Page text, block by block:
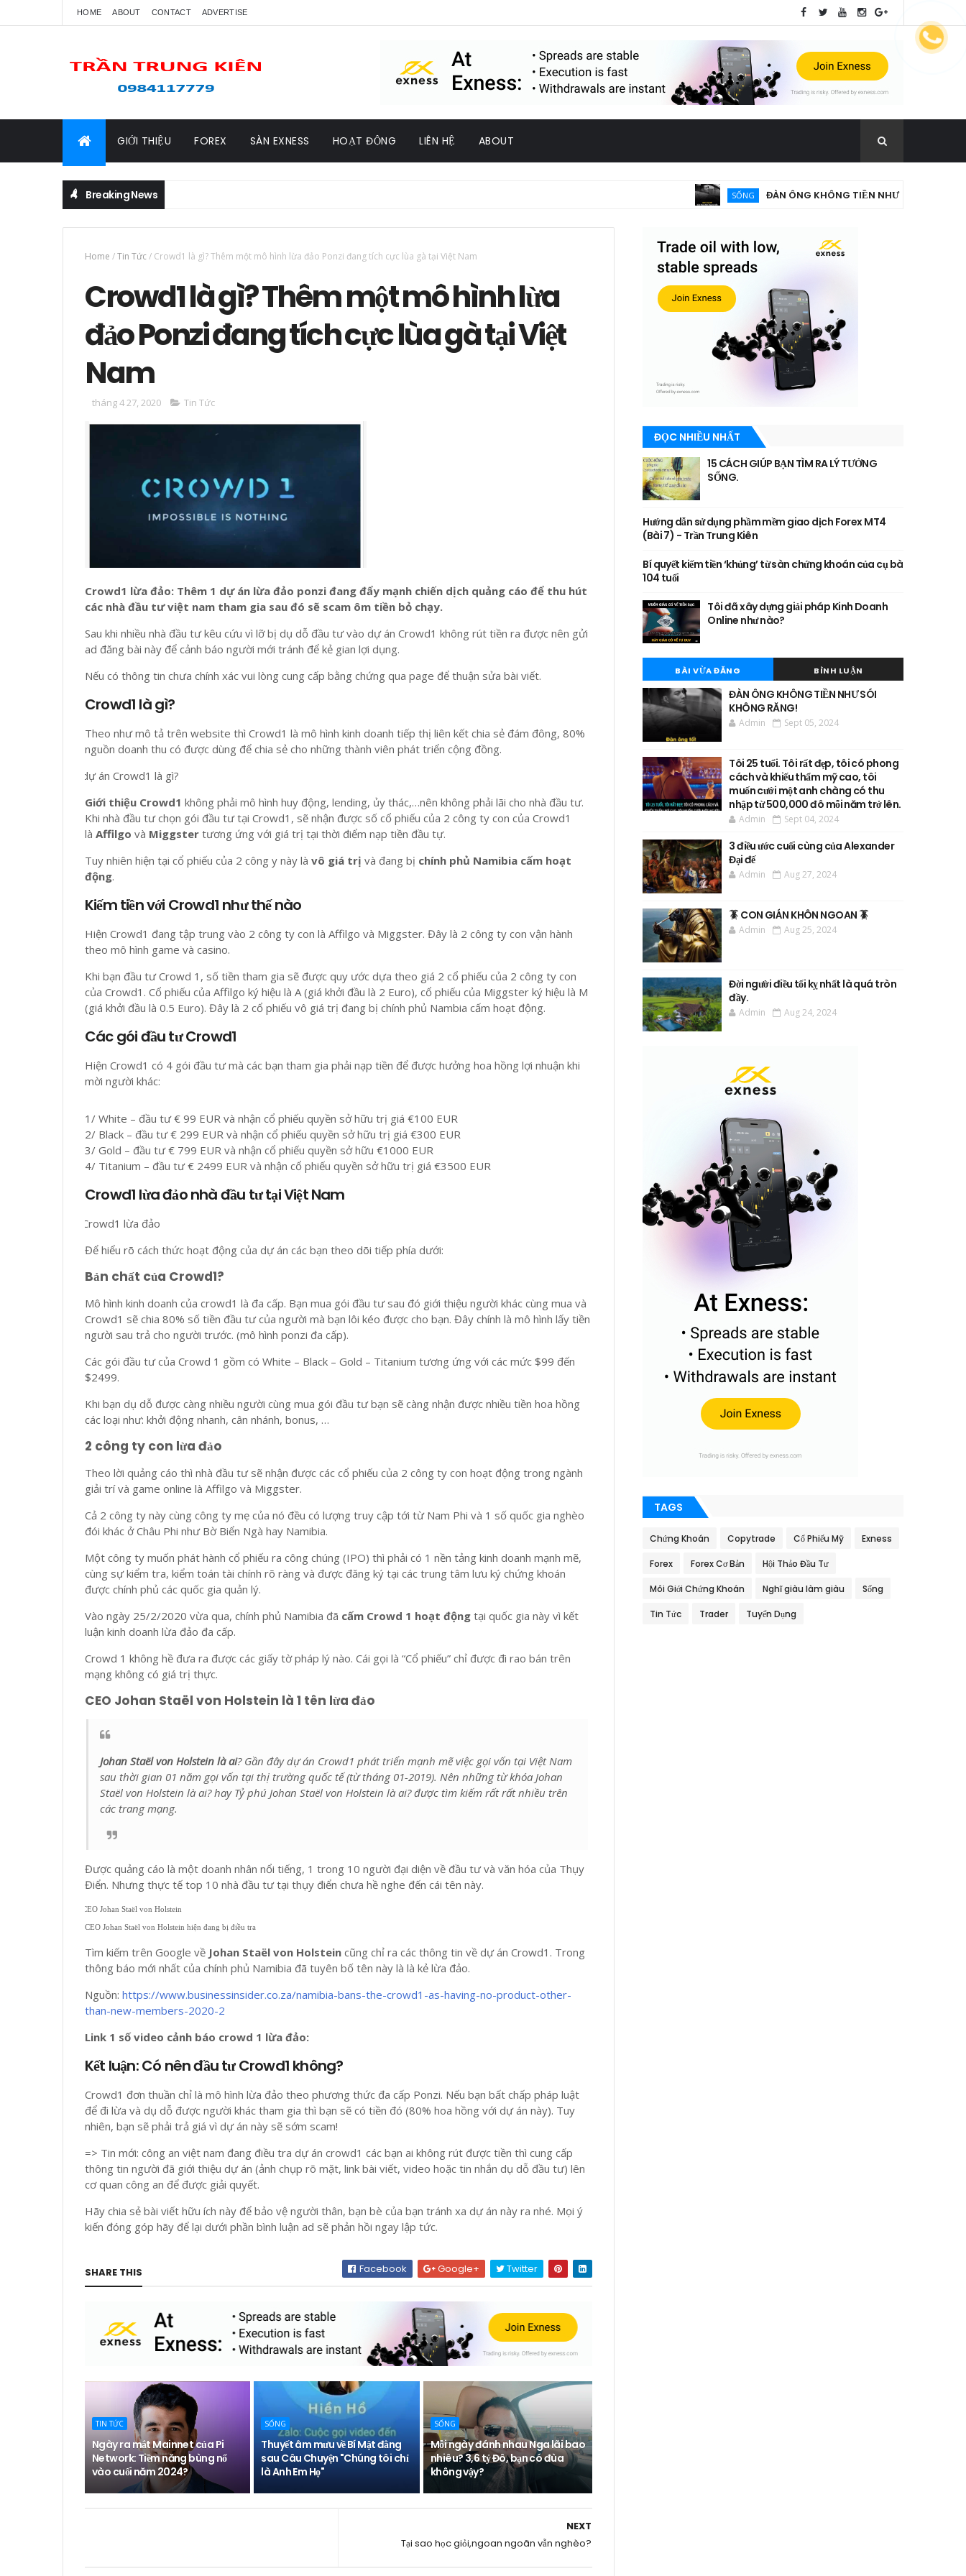
HOME ABOUT CONTACT ADVERTISE
GIỚI THIỆU FOREX SÀN EXNESS HOẠT ĐỘNG LIÊN HỆ ABOUT
Breaking News SỐNG ĐÀN ÔNG KHÔNG TIỀN NHƯ SÓI KHÔNG RĂNG!
Home /Tin Tức/ Crowd1 là gì? Thêm một mô hình lừa đảo Ponzi đang tích cực lùa gà tại Việt Nam
Crowd1 là gì? Thêm một mô hình lừa
đảo Ponzi đang tích cực lùa gà tại Việt
Nam
tháng 4 27, 2020 Tin Tức
Crowd1 lừa đảo: Thêm 1 dự án lừa đảo ponzi đang đẩy mạnh chiến dịch quảng cáo để thu hút
các nhà đầu tư việt nam tham gia sau đó sẽ scam ôm tiền bỏ chạy.
Sau khi nhiều nhà đầu tư kêu cứu vì lỡ bị dụ dỗ đầu tư vào dự án Crowd1 không rút tiền ra được nên gửi
ad đăng bài này để cảnh báo người mới tránh để kẻ gian lợi dụng.
Nếu có thông tin chưa chính xác vui lòng cung cấp bằng chứng qua page để thuận sửa bài viết.
Crowd1 là gì?
Theo như mô tả trên website thì Crowd1 là mô hình kinh doanh tiếp thị liên kết chia sẻ đám đông, 80%
nguồn doanh thu có được dùng để chia sẻ cho những thành viên phát triển cộng đồng.
Giới thiệu Crowd1 không phải mô hình huy động, lending, ủy thác,…nên không phải lãi cho nhà đầu tư.
Khi nhà đầu tư chọn gói đầu tư tại Crowd1, sẽ nhận được số cổ phiếu của 2 công ty con của Crowd1
là Affilgo và Miggster tương ứng với giá trị tại thời điểm nạp tiền đầu tự.
Tuy nhiên hiện tại cổ phiếu của 2 công y này là vô giá trị và đang bị chính phủ Namibia cấm hoạt
động.
Kiếm tiền với Crowd1 như thế nào
Hiện Crowd1 đang tập trung vào 2 công ty con là Affilgo và Miggster. Đây là 2 công ty con vận hành
theo mô hình game và casino.
Khi bạn đầu tư Crowd 1, số tiền tham gia sẽ được quy ước dựa theo giá 2 cổ phiếu của 2 công ty con
của Crowd1. Cổ phiếu của Affilgo ký hiệu là A (giá khởi đầu là 2 Euro), cổ phiếu của Miggster ký hiệu là M
(giá khởi đầu là 0.5 Euro). Đây là 2 cổ phiếu vô giá trị đang bị chính phủ Nambia cấm hoạt động.
Các gói đầu tư Crowd1
Hiện Crowd1 có 4 gói đầu tư mà các bạn tham gia phải nạp tiền để được hưởng hoa hồng lợi nhuận khi
mời người khác:
1/ White – đầu tư € 99 EUR và nhận cổ phiếu quyền sở hữu trị giá €100 EUR
2/ Black – đầu tư € 299 EUR và nhận cổ phiếu quyền sở hữu trị giá €300 EUR
3/ Gold – đầu tư € 799 EUR và nhận cổ phiếu quyền sở hữu €1000 EUR
4/ Titanium – đầu tư € 2499 EUR và nhận cổ phiếu quyền sở hữu trị giá €3500 EUR
Crowd1 lừa đảo nhà đầu tư tại Việt Nam
Để hiểu rõ cách thức hoạt động của dự án các bạn theo dõi tiếp phía dưới:
Bản chất của Crowd1?
Mô hình kinh doanh của crowd1 là đa cấp. Bạn mua gói đầu tư sau đó giới thiệu người khác cùng mua và
Crowd1 sẽ chia 80% số tiền đầu tư của người mà bạn lôi kéo được cho bạn. Đây chính là mô hình lấy tiền
người sau trả cho người trước. (mô hình ponzi đa cấp).
Các gói đầu tư của Crowd 1 gồm có White – Black – Gold – Titanium tương ứng với các mức $99 đến
$2499.
Khi bạn dụ dỗ được càng nhiều người cùng mua gói đầu tư bạn sẽ càng nhận được nhiều tiền hoa hồng
các loại như: khởi động nhanh, cân nhánh, bonus, …
2 công ty con lừa đảo
Theo lời quảng cáo thì nhà đầu tư sẽ nhận được các cổ phiếu của 2 công ty con hoạt động trong ngành
giải trí và game online là Affilgo và Miggster.
Cả 2 công ty này cùng công ty mẹ của nó đều có lượng truy cập tới từ Nam Phi và 1 số quốc gia nghèo
đói khác ở Châu Phi như Bờ Biển Ngà hay Namibia.
Một công ty muốn phát hành cổ phiếu ra công chúng (IPO) thì phải có 1 nền tảng kinh doanh mạnh mẽ,
cùng sự kiểm tra, kiểm toán tài chính rõ ràng và được đăng ký tại các trung tâm lưu ký chứng khoán
được chính phủ các quốc gia quản lý.
Vào ngày 25/2/2020 vừa qua, chính phủ Namibia đã cấm Crowd 1 hoạt động tại quốc gia này vì kết
luận kinh doanh lừa đảo đa cấp.
Crowd 1 không hề đưa ra được các giấy tờ pháp lý nào. Cái gọi là “Cổ phiếu” chỉ được đi rao bán trên
mạng không có giá trị thực.
CEO Johan Staël von Holstein là 1 tên lừa đảo
Johan Staël von Holstein là ai? Gần đây dự án Crowd1 phát triển mạnh mẽ việc gọi vốn tại Việt Nam
sau thời gian 01 năm gọi vốn tại thị trường quốc tế (từ tháng 01-2019). Nên những từ khóa Johan
Staël von Holstein là ai? hay Tỷ phú Johan Staël von Holstein là ai? được tìm kiếm rất rất nhiều trên
các trang mạng.
Được quảng cáo là một doanh nhân nổi tiếng, 1 trong 10 người đại diện về đầu tư và văn hóa của Thụy
Điển. Nhưng thực tế top 10 nhà đầu tư tại thụy điển chưa hề nghe đến cái tên này.
CEO Johan Staël von Holstein hiện đang bị điều tra
Tìm kiếm trên Google về Johan Staël von Holstein cũng chỉ ra các thông tin về dự án Crowd1. Trong
thông báo mới nhất của chính phủ Namibia đã tuyên bố tên này là là kẻ lừa đảo.
Nguồn: https://www.businessinsider.co.za/namibia-bans-the-crowd1-as-having-no-product-other-
than-new-members-2020-2
Link 1 số video cảnh báo crowd 1 lừa đảo:
Kết luận: Có nên đầu tư Crowd1 không?
Crowd1 đơn thuần chỉ là mô hình lừa đảo theo phương thức đa cấp Ponzi. Nếu bạn bất chấp pháp luật
để đi lừa và dụ dỗ được người khác tham gia thì bạn sẽ có tiền đó (80% hoa hồng với dự án này). Tuy
nhiên, bạn sẽ phải trả giá vì dự án này sẽ sớm scam!
=> Tin mới: công an việt nam đang điều tra dự án crowd1 các bạn ai không rút được tiền thì cung cấp
thông tin người đã giới thiệu dự án (ảnh chụp rõ mặt, link bài viết, video hoặc tin nhắn dụ dỗ đầu tư) lên
cơ quan công an để được giải quyết.
Hãy chia sẻ bài viết hữu ích này để bảo vệ người thân, bạn bè của bạn tránh xa dự án này ra nhé. Mọi ý
kiến đóng góp hãy để lại dưới phần bình luận ad sẽ phản hồi ngay lập tức.
SHARE THIS Facebook Google+ Twitter
TIN TỨC
Ngày ra mắt Mainnet của Pi
Network: Tiềm năng bùng nổ
vào cuối năm 2024?
SỐNG
Thuyết âm mưu về Bí Mật đằng
sau Câu Chuyện "Chúng tôi chỉ
là Anh Em Họ"
SỐNG
Mỗi ngày đánh nhau Nga lãi bao
nhiêu? 3,6 tỷ Đô, bạn có đùa
không vậy?
NEXT
Tại sao học giỏi,ngoan ngoãn vẫn nghèo?
ĐỌC NHIỀU NHẤT
15 CÁCH GIÚP BẠN TÌM RA LÝ TƯỞNG
SỐNG.
Hướng dẫn sử dụng phầm mềm giao dịch Forex MT4
(Bài 7) - Trần Trung Kiên
Bí quyết kiếm tiền ‘khủng’ từ sàn chứng khoán của cụ bà
104 tuổi
Tôi đã xây dựng giải pháp Kinh Doanh
Online như nào?
BÀI VỪA ĐĂNG BÌNH LUẬN
ĐÀN ÔNG KHÔNG TIỀN NHƯ SÓI
KHÔNG RĂNG!
Admin Sept 05, 2024
Tôi 25 tuổi. Tôi rất đẹp, tôi có phong
cách và khiếu thẩm mỹ cao, tôi
muốn cưới một anh chàng có thu
nhập từ 500,000 đô mỗi năm trở lên.
Admin Sept 04, 2024
3 điều ước cuối cùng của Alexander
Đại đế
Admin Aug 27, 2024
🪳 CON GIÁN KHÔN NGOAN 🪳
Admin Aug 25, 2024
Đời người điều tối kỵ nhất là quá tròn
đầy.
Admin Aug 24, 2024
TAGS
Chứng Khoán Copytrade Cổ Phiếu Mỹ Exness
Forex Forex Cơ Bản Hội Thảo Đầu Tư
Môi Giới Chứng Khoán Nghĩ giàu làm giàu Sống
Tin Tức Trader Tuyển Dụng